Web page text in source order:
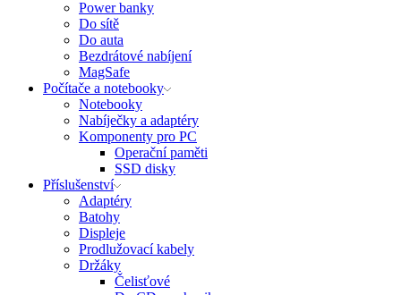
Power banky
Do sítě
Do auta
Bezdrátové nabíjení
MagSafe
Počítače a notebooky
Notebooky
Nabíječky a adaptéry
Komponenty pro PC
Operační paměti
SSD disky
Příslušenství
Adaptéry
Batohy
Displeje
Prodlužovací kabely
Držáky
Čelisťové